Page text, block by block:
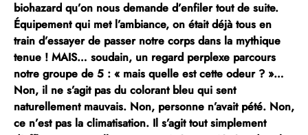
biohazard qu’on nous demande d’enfiler tout de suite.
Équipement qui met l’ambiance, on était déjà tous en
train d’essayer de passer notre corps dans la mythique
tenue ! MAIS… soudain, un regard perplexe parcours
notre groupe de 5 : « mais quelle est cette odeur ? »…
Non, il ne s’agit pas du colorant bleu qui sent
naturellement mauvais. Non, personne n’avait pété. Non,
ce n’est pas la climatisation. Il s’agit tout simplement